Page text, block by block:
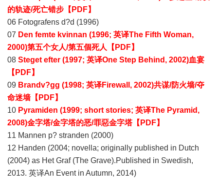
的轨迹/死亡错步【PDF】
06 Fotografens d?d (1996)
07 Den femte kvinnan (1996; 英译The Fifth Woman,
2000)第五个女人/第五個死人【PDF】
08 Steget efter (1997; 英译One Step Behind, 2002)血宴
【PDF】
09 Brandv?gg (1998; 英译Firewall, 2002)共谋/防火墙/夺
命迷墙【PDF】
10 Pyramiden (1999; short stories; 英译The Pyramid,
2008)金字塔/金字塔的恶/罪惡金字塔【PDF】
11 Mannen p? stranden (2000)
12 Handen (2004; novella; originally published in Dutch
(2004) as Het Graf (The Grave).Published in Swedish,
2013. 英译An Event in Autumn, 2014)